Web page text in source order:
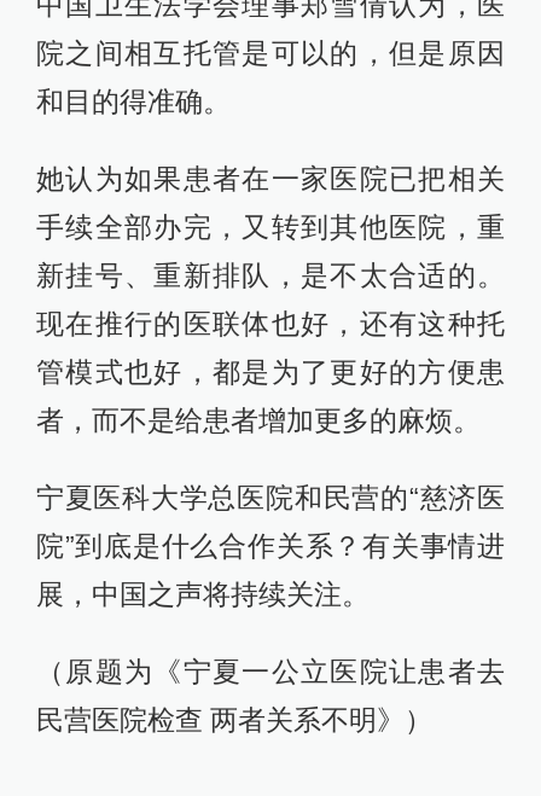
院之间相互托管是可以的，但是原因
和目的得准确。
她认为如果患者在一家医院已把相关
手续全部办完，又转到其他医院，重
新挂号、重新排队，是不太合适的。
现在推行的医联体也好，还有这种托
管模式也好，都是为了更好的方便患
者，而不是给患者增加更多的麻烦。
宁夏医科大学总医院和民营的“慈济医
院”到底是什么合作关系？有关事情进
展，中国之声将持续关注。
（原题为《宁夏一公立医院让患者去
民营医院检查 两者关系不明》）